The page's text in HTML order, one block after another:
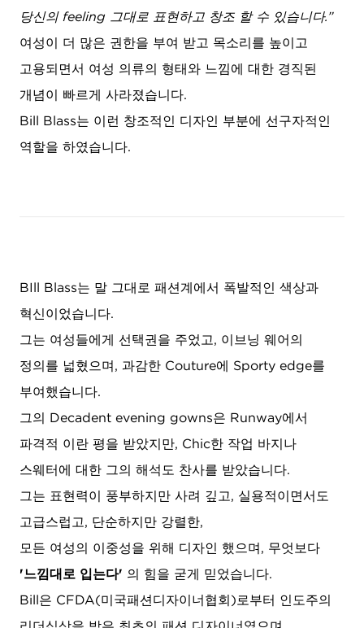
당신의 feeling 그대로 표현하고 창조 할 수 있습니다.”
여성이 더 많은 권한을 부여 받고 목소리를 높이고
고용되면서 여성 의류의 형태와 느낌에 대한 경직된
개념이 빠르게 사라졌습니다.
Bill Blass는 이런 창조적인 디자인 부분에 선구자적인
역할을 하였습니다.
BIll Blass는 말 그대로 패션계에서 폭발적인 색상과
혁신이었습니다.
그는 여성들에게 선택권을 주었고, 이브닝 웨어의
정의를 넓혔으며, 과감한 Couture에 Sporty edge를
부여했습니다.
그의 Decadent evening gowns은 Runway에서
파격적 이란 평을 받았지만, Chic한 작업 바지나
스웨터에 대한 그의 해석도 찬사를 받았습니다.
그는 표현력이 풍부하지만 사려 깊고, 실용적이면서도
고급스럽고, 단순하지만 강렬한,
모든 여성의 이중성을 위해 디자인 했으며, 무엇보다
'느낌대로 입는다' 의 힘을 굳게 믿었습니다.
Bill은 CFDA(미국패션디자이너협회)로부터 인도주의